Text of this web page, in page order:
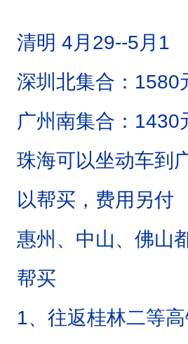
清明 4月29--5月1
深圳北集合：1580
广州南集合：1430
珠海可以坐动车到
以帮买，费用另付
惠州、中山、佛山
帮买
1、往返桂林二等